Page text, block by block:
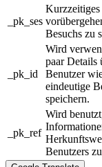
_pk_ses
Besuchs zu
_pk_id
Wird
paar Details
Benutzer
eindeutige
speichern.
_pk_ref
Wird
Benutzers